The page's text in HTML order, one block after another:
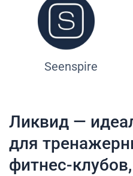
Seenspire
Ликвид —
для
фитнес-